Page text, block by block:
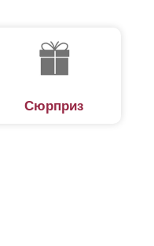
Сюрприз